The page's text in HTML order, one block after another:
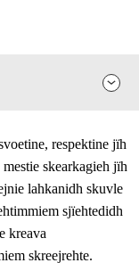
respektine jïh
skearkagieh jïh
lahkanidh skuvle
sjïehtedidh
kreava
skreejrehte.